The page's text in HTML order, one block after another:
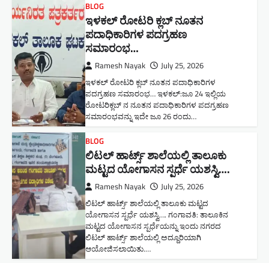
BLOG
ಇಳಕಲ್ ರೋಟರಿ ಕ್ಲಬ್ ನೂತನ‌
ಪದಾಧಿಕಾರಿಗಳ ಪದಗ್ರಹಣ
ಸಮಾರಂಭ…
Ramesh Nayak July 25, 2026
ಇಳಕಲ್ ರೋಟರಿ ಕ್ಲಬ್ ನೂತನ‌ ಪದಾಧಿಕಾರಿಗಳ
ಪದಗ್ರಹಣ ಸಮಾರಂಭ… ಇಳಕಲ್:ಜೂ 24 ಇಲ್ಲಿಯ
ರೋಟರಿಕ್ಲಬ್ ನ ನೂತನ ಪದಾಧಿಕಾರಿಗಳ ಪದಗ್ರಹಣ
ಸಮಾರಂಭವನ್ನು ಇದೇ ಜೂ 26 ರಂದು…
BLOG
ಲಿಟಲ್ ಹಾರ್ಟ್ಸ್ ಶಾಲೆಯಲ್ಲಿ ತಾಲೂಕು
ಮಟ್ಟದ ಯೋಗಾಸನ ಸ್ಪರ್ಧೆ ಯಶಸ್ವಿ….
Ramesh Nayak July 25, 2026
ಲಿಟಲ್ ಹಾರ್ಟ್ಸ್ ಶಾಲೆಯಲ್ಲಿ ತಾಲೂಕು ಮಟ್ಟದ
ಯೋಗಾಸನ ಸ್ಪರ್ಧೆ ಯಶಸ್ವಿ…. ಗಂಗಾವತಿ: ತಾಲೂಕಿನ
ಮಟ್ಟದ ಯೋಗಾಸನ ಸ್ಪರ್ಧೆಯನ್ನು ಇಂದು ನಗರದ
ಲಿಟಲ್ ಹಾರ್ಟ್ಸ್ ಶಾಲೆಯಲ್ಲಿ ಅದ್ದೂರಿಯಾಗಿ
ಆಯೋಜಿಸಲಾಯಿತು.…